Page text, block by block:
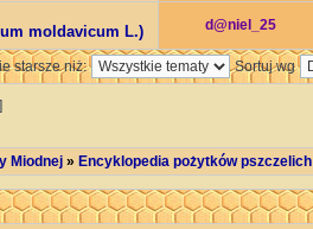
moldavicum L.) d@niel_25
starsze niż:
Sortuj wg
Miodnej » Encyklopedia pożytków pszczelich